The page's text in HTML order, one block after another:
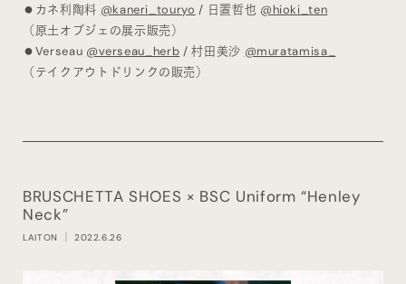
⚫︎カネ利陶料 @kaneri_touryo / 日置哲也 @hioki_ten
（原土オブジェの展示販売）
⚫︎Verseau @verseau_herb / 村田美沙 @muratamisa_
（テイクアウトドリンクの販売）
BRUSCHETTA SHOES × BSC Uniform “Henley
Neck”
LAITON ｜ 2022.6.26